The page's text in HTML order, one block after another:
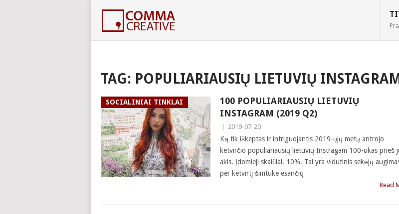
TAG: POPULIARIAUSIŲ LIETUVIŲ
SOCIALINIAI TINKLAI
100 POPULIARIAUSIŲ LIETUVIŲ
INSTAGRAM (2019 Q2)
2019-07-20
Ką tik iškeptas ir intriguojantis 2019-ųjų metų antrojo
ketvirčio populiariausių lietuvių Instragam 100-ukas prieš
akis. Įdomieji skaičiai. 10%. Tai yra vidutinis sekėjų
per ketvirtį šimtuke esančių
Read